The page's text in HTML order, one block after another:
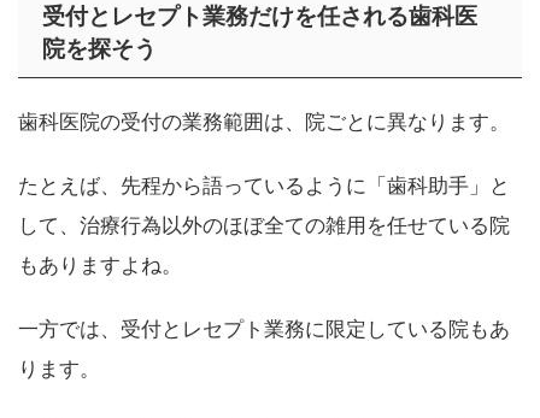
受付とレセプト業務だけを任される歯科医
院を探そう
歯科医院の受付の業務範囲は、院ごとに異なります。
たとえば、先程から語っているように「歯科助手」と
して、治療行為以外のほぼ全ての雑用を任せている院
もありますよね。
一方では、受付とレセプト業務に限定している院もあ
ります。